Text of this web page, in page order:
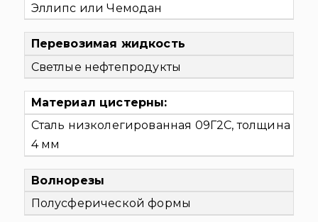
Эллипс или Чемодан
Перевозимая жидкость
Светлые нефтепродукты
Материал цистерны:
Сталь низколегированная 09Г2С, толщина
4 мм
Волнорезы
Полусферической формы